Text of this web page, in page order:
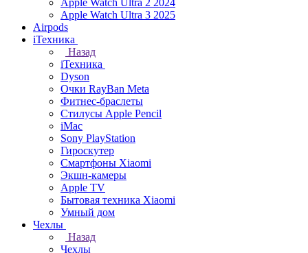
Apple Watch Ultra 2 2024
Apple Watch Ultra 3 2025
Airpods
iТехника
Назад
iТехника
Dyson
Очки RayBan Meta
Фитнес-браслеты
Стилусы Apple Pencil
iMac
Sony PlayStation
Гироскутер
Смартфоны Xiaomi
Экшн-камеры
Apple TV
Бытовая техника Xiaomi
Умный дом
Чехлы
Назад
Чехлы